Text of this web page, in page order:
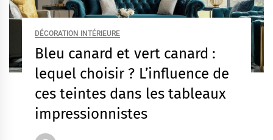
DÉCORATION INTÉRIEURE
Bleu canard et vert canard :
lequel choisir ? L’influence de
ces teintes dans les tableaux
impressionnistes